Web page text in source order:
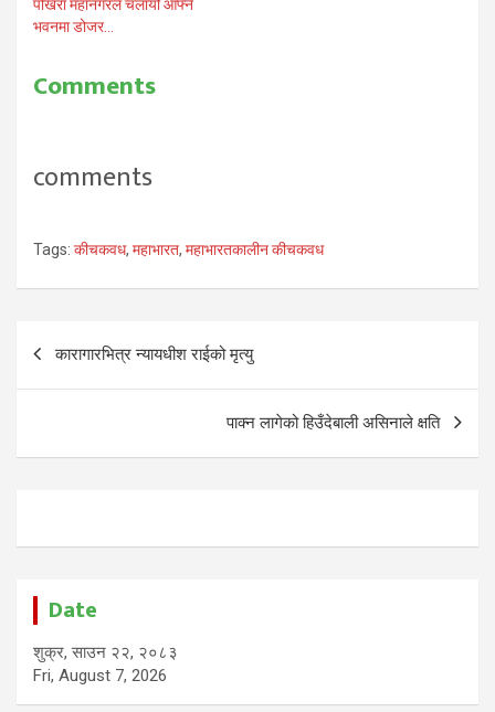
पोखरा महानगरले चलायो आफ्नै
भवनमा डोजर…
Comments
comments
Tags: कीचकवध, महाभारत, महाभारतकालीन कीचकवध
Post
navigation
कारागारभित्र न्यायधीश राईको मृत्यु
पाक्न लागेको हिउँदेबाली असिनाले क्षति
Date
शुक्र, साउन २२, २०८३
Fri, August 7, 2026